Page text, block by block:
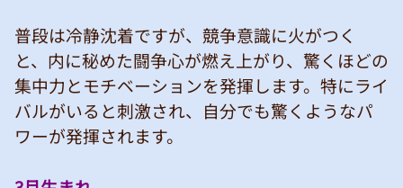
普段は冷静沈着ですが、競争意識に火がつく
と、内に秘めた闘争心が燃え上がり、驚くほどの
集中力とモチベーションを発揮します。特にライ
バルがいると刺激され、自分でも驚くようなパ
ワーが発揮されます。